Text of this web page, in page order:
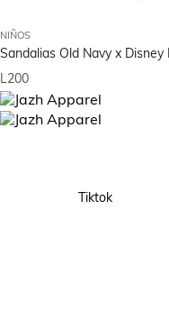
NIÑOS
Sandalias Old Navy x Disney
L200
Tiktok